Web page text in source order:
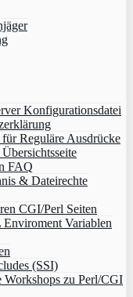
Konfigurationsdatei
Reguläre Ausdrücke
FAQ
& Dateirechte
CGI/Perl Seiten
Variablen
(SSI)
Workshops zu Perl/CGI